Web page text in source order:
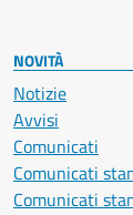
NOVITÀ
Notizie
Avvisi
Comunicati
Comunicati
Comunicati